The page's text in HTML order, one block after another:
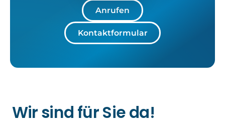
Kontaktformular
Anrufen
Wir sind für Sie da!